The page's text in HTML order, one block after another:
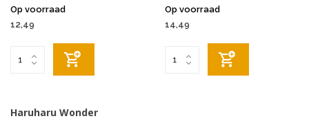
Op voorraad
12,49
Op voorraad
14,49
Haruharu Wonder